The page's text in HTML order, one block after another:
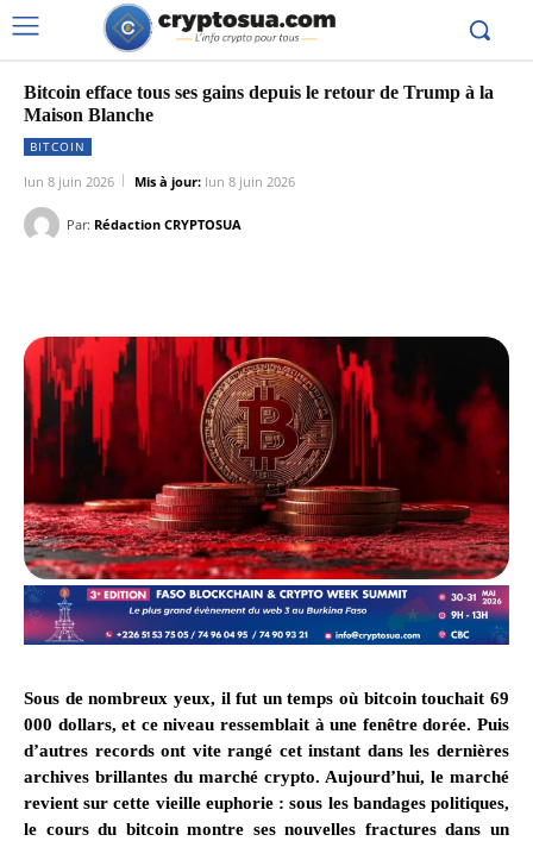
Bitcoin efface tous ses gains depuis le retour de Trump à la
Maison Blanche
BITCOIN
lun 8 juin 2026 Mis à jour: lun 8 juin 2026
Par: Rédaction CRYPTOSUA
Sous de nombreux yeux, il fut un temps où bitcoin touchait 69
000 dollars, et ce niveau ressemblait à une fenêtre dorée. Puis
d’autres records ont vite rangé cet instant dans les dernières
archives brillantes du marché crypto. Aujourd’hui, le marché
revient sur cette vieille euphorie : sous les bandages politiques,
le cours du bitcoin montre ses nouvelles fractures dans un